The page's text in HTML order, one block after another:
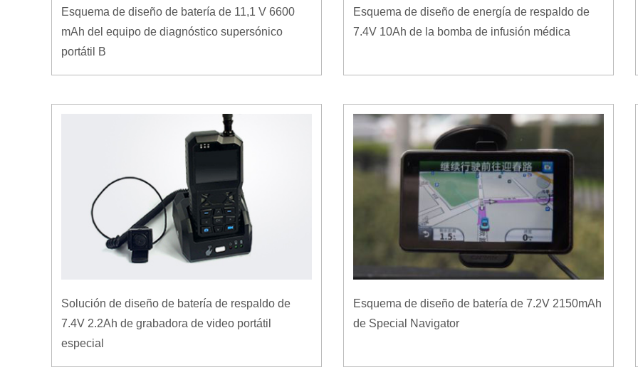
Esquema de diseño de batería de 11,1 V 6600
mAh del equipo de diagnóstico supersónico
portátil B
Esquema de diseño de energía de respaldo de
7.4V 10Ah de la bomba de infusión médica
Solución de diseño de batería de respaldo de
7.4V 2.2Ah de grabadora de video portátil
especial
Esquema de diseño de batería de 7.2V 2150mAh
de Special Navigator